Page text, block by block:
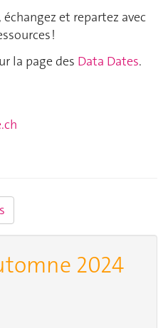
et repartez avec
!
la page des Data Dates.
2024